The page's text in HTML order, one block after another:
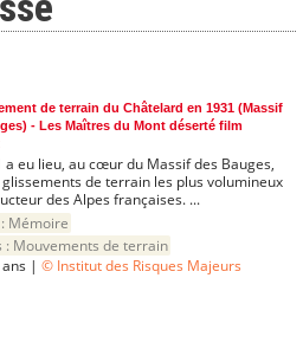
de terrain du Châtelard en 1931 (Massif
- Les Maîtres du Mont déserté film
a eu lieu, au cœur du Massif des Bauges,
glissements de terrain les plus volumineux
des Alpes françaises. ...
Mémoire
: Mouvements de terrain
ans | © Institut des Risques Majeurs